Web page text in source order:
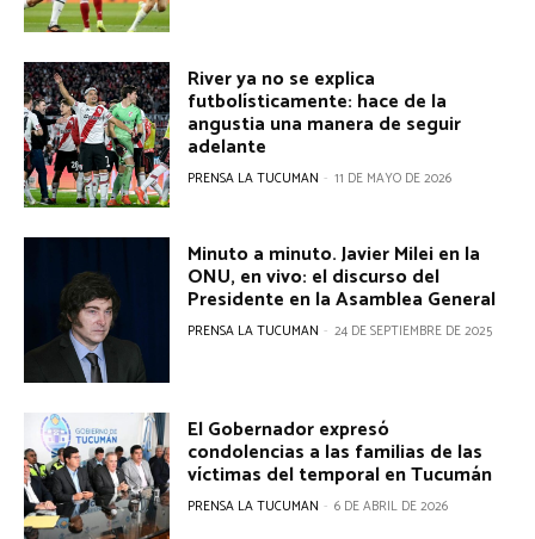
River ya no se explica
futbolísticamente: hace de la
angustia una manera de seguir
adelante
PRENSA LA TUCUMAN - 11 DE MAYO DE 2026
Minuto a minuto. Javier Milei en la
ONU, en vivo: el discurso del
Presidente en la Asamblea General
PRENSA LA TUCUMAN - 24 DE SEPTIEMBRE DE 2025
El Gobernador expresó
condolencias a las familias de las
víctimas del temporal en Tucumán
PRENSA LA TUCUMAN - 6 DE ABRIL DE 2026